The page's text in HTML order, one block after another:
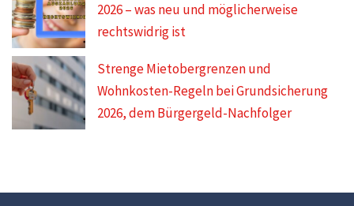
2026 – was neu und möglicherweise
rechtswidrig ist
Strenge Mietobergrenzen und
Wohnkosten-Regeln bei Grundsicherung
2026, dem Bürgergeld-Nachfolger